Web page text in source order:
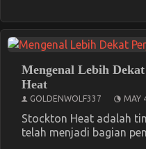
Mengenal Lebih
Heat
GOLDENWOLF337 MAY
Stockton Heat adalah
telah menjadi bagian